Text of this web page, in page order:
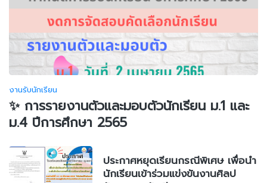
งานรับนักเรียน
✨ การรายงานตัวและมอบตัวนักเรียน ม.1 และ
ม.4 ปีการศึกษา 2565
ประกาศหยุดเรียนกรณีพิเศษ เพื่อนำ
นักเรียนเข้าร่วมแข่งขันงานศิลป